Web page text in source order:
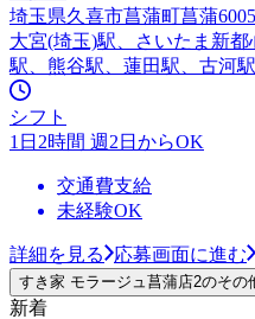
埼玉県久喜市菖蒲町菖蒲
大宮(埼玉)駅、さいたま新
駅、熊谷駅、蓮田駅、古河
シフト
1日2時間 週2日からOK
交通費支給
未経験OK
詳細を見る 応募画面に進む
すき家 モラージュ菖蒲店2のその
新着